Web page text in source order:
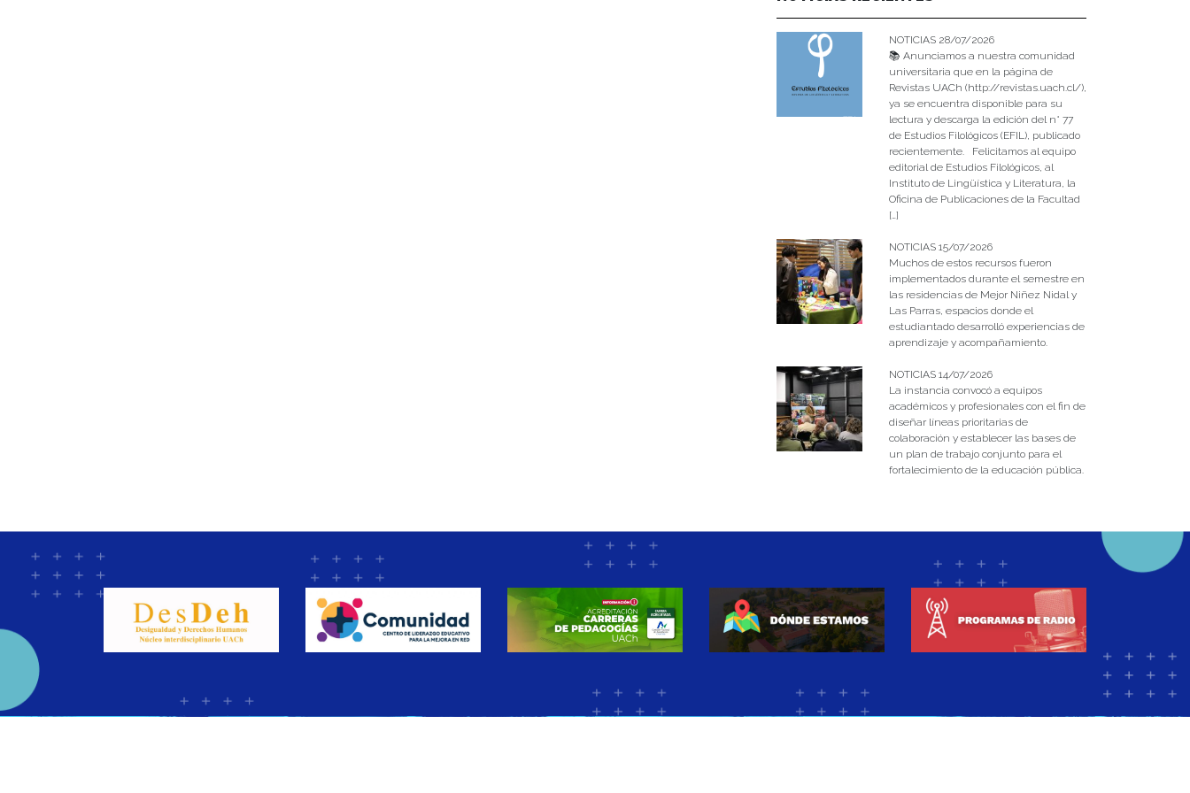
NOTICIAS 28/07/2026
📚 Anunciamos a nuestra comunidad
universitaria que en la página de
Revistas UACh (http://revistas.uach.cl/),
ya se encuentra disponible para su
lectura y descarga la edición del n° 77
de Estudios Filológicos (EFIL), publicado
recientemente. Felicitamos al equipo
editorial de Estudios Filológicos, al
Instituto de Lingüística y Literatura, la
Oficina de Publicaciones de la Facultad
[…]
NOTICIAS 15/07/2026
Muchos de estos recursos fueron
implementados durante el semestre en
las residencias de Mejor Niñez Nidal y
Las Parras, espacios donde el
estudiantado desarrolló experiencias de
aprendizaje y acompañamiento.
NOTICIAS 14/07/2026
La instancia convocó a equipos
académicos y profesionales con el fin de
diseñar líneas prioritarias de
colaboración y establecer las bases de
un plan de trabajo conjunto para el
fortalecimiento de la educación pública.